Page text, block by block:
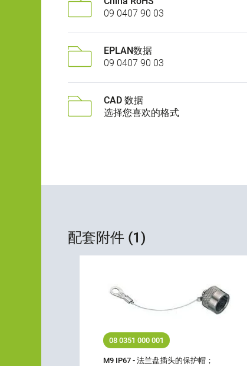
09 0407 90 03
EPLAN数据
09 0407 90 03
CAD 数据
选择您喜欢的格式
配套附件 (1)
08 0351 000 001
M9 IP67 - 法兰盘插头的保护帽；